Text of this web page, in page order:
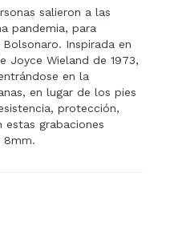
salieron a las
pandemia, para
Inspirada en
Joyce Wieland de 1973,
en la
en lugar de los pies
protección,
estas grabaciones
8mm.